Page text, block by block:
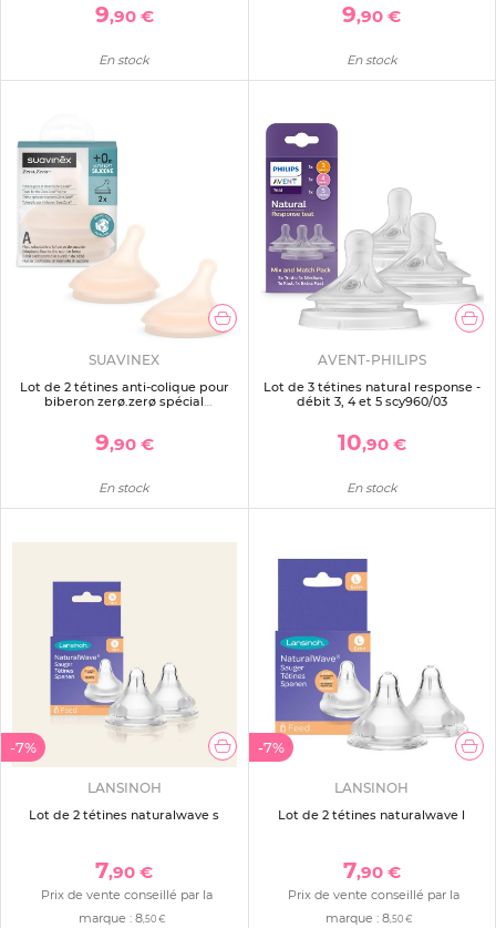
9,90 €
En stock
9,90 €
En stock
SUAVINEX
Lot de 2 tétines anti-colique pour
biberon zerø.zerø spécial
9,90 €
En stock
AVENT-PHILIPS
Lot de 3 tétines natural response -
débit 3, 4 et 5 scy960/03
10,90 €
En stock
-7%
LANSINOH
Lot de 2 tétines naturalwave s
7,90 €
Prix de vente conseillé par la
marque : 8,50 €
-7%
LANSINOH
Lot de 2 tétines naturalwave l
7,90 €
Prix de vente conseillé par la
marque :8,50 €